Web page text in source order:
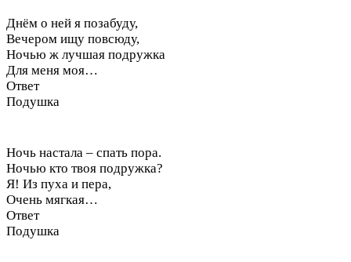
Днём о ней я позабуду,
Вечером ищу повсюду,
Ночью ж лучшая подружка
Для меня моя…
Ответ
Подушка
Ночь настала – спать пора.
Ночью кто твоя подружка?
Я! Из пуха и пера,
Очень мягкая…
Ответ
Подушка